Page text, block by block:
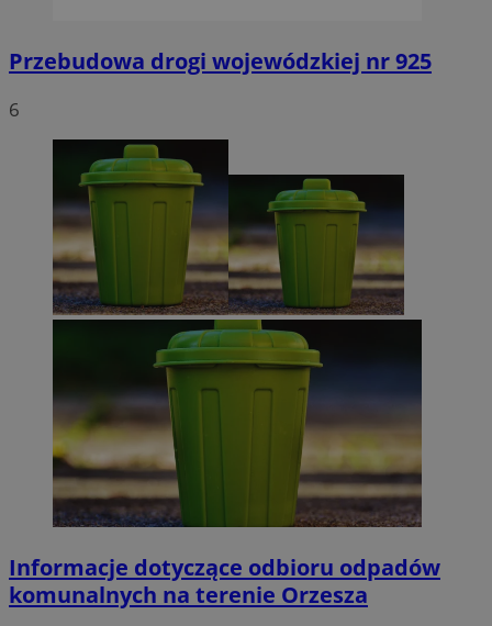
Przebudowa drogi wojewódzkiej nr 925
6
Informacje dotyczące odbioru odpadów
komunalnych na terenie Orzesza